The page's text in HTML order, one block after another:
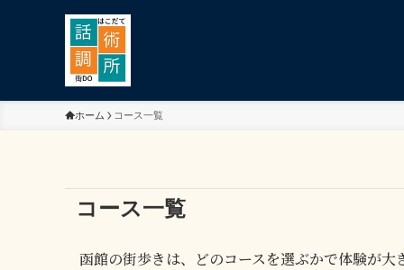
ホーム コース一覧
コース一覧
函館の街歩きは、どのコースを選ぶかで体験が大